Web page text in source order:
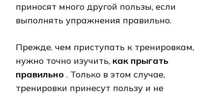
приносят много другой пользы, если
выполнять упражнения правильно.
Прежде. чем приступать к тренировкам,
нужно точно изучить, как прыгать
правильно . Только в этом случае,
тренировки принесут пользу и не